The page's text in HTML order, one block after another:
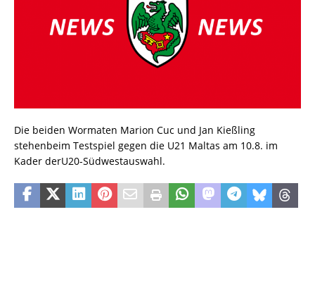
Die beiden Wormaten Marion Cuc und Jan Kießling
stehenbeim Testspiel gegen die U21 Maltas am 10.8. im
Kader derU20-Südwestauswahl.